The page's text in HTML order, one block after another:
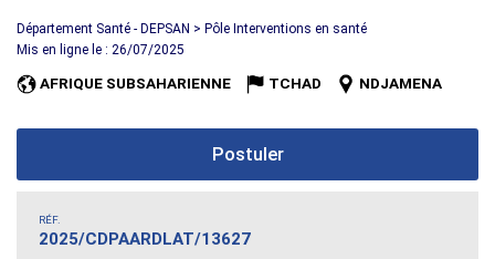
Département Santé - DEPSAN > Pôle Interventions en santé
Mis en ligne le : 26/07/2025
AFRIQUE SUBSAHARIENNE TCHAD NDJAMENA
Postuler
RÉF.
2025/CDPAARDLAT/13627